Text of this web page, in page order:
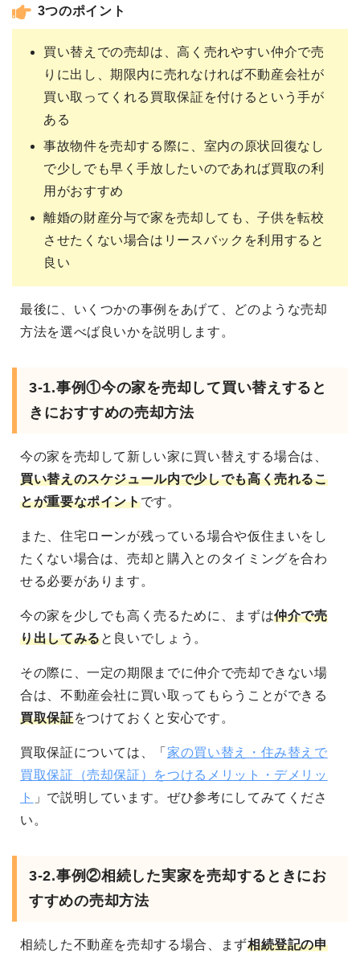
3つのポイント
買い替えでの売却は、高く売れやすい仲介で売
りに出し、期限内に売れなければ不動産会社が
買い取ってくれる買取保証を付けるという手が
ある
事故物件を売却する際に、室内の原状回復なし
で少しでも早く手放したいのであれば買取の利
用がおすすめ
離婚の財産分与で家を売却しても、子供を転校
させたくない場合はリースバックを利用すると
良い
最後に、いくつかの事例をあげて、どのような売却
方法を選べば良いかを説明します。
3-1.事例①今の家を売却して買い替えすると
きにおすすめの売却方法
今の家を売却して新しい家に買い替えする場合は、
買い替えのスケジュール内で少しでも高く売れるこ
とが重要なポイントです。
また、住宅ローンが残っている場合や仮住まいをし
たくない場合は、売却と購入とのタイミングを合わ
せる必要があります。
今の家を少しでも高く売るために、まずは仲介で売
り出してみると良いでしょう。
その際に、一定の期限までに仲介で売却できない場
合は、不動産会社に買い取ってもらうことができる
買取保証をつけておくと安心です。
買取保証については、「 家の買い替え・住み替えで
買取保証（売却保証）をつけるメリット・デメリッ
ト 」で説明しています。ぜひ参考にしてみてくださ
い。
3-2.事例②相続した実家を売却するときにお
すすめの売却方法
相続した不動産を売却する場合、まず相続登記の申